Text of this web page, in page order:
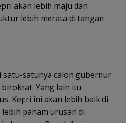
akan lebih maju dan
lebih merata di tangan
satu-satunya calon gubernur
Yang lain itu
Kepri ini akan lebih baik di
paham urusan di